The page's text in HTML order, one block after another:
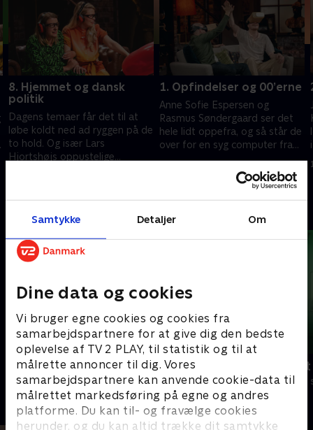
Samtykke Detaljer Om
Dine data og cookies
Vi bruger egne cookies og cookies fra
samarbejdspartnere for at give dig den bedste
oplevelse af TV 2 PLAY, til statistik og til at
målrette annoncer til dig. Vores
samarbejdspartnere kan anvende cookie-data til
målrettet markedsføring på egne og andres
platforme. Du kan til- og fravælge cookies
herunder, og du kan altid trække dit samtykke
8. Hjemmet og dansk
politik
Dagens temaer får det til at
løbe koldt ned ad ryggen på de
to hold. Og især Lars
Hjortshøjs oppustelige
1. Opfindelser og 00’erne
Anne Sofie Espersen og
Rasmus Søndergaard ser det
hele lidt oppefra, og så står de
over for en syg computer fra
00’erne, som udsætter dem for
8. juni 2024 • 50 min
Dine fulde fem
Quiz-shows • 2 sæsoner
Ordet er mit
Quiz-shows • 5